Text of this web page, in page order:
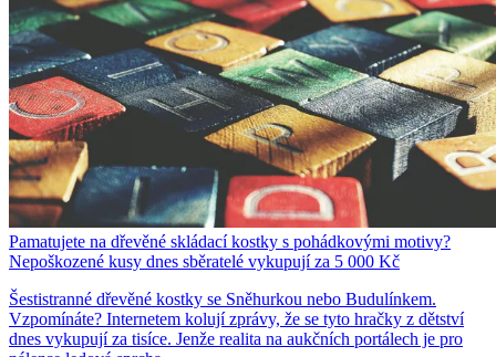
Pamatujete na dřevěné skládací kostky s pohádkovými motivy?
Nepoškozené kusy dnes sběratelé vykupují za 5 000 Kč
Šestistranné dřevěné kostky se Sněhurkou nebo Budulínkem.
Vzpomínáte? Internetem kolují zprávy, že se tyto hračky z dětství
dnes vykupují za tisíce. Jenže realita na aukčních portálech je pro